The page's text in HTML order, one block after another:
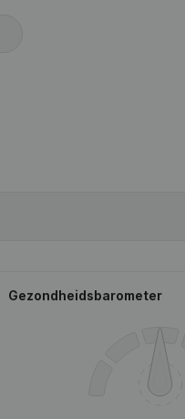
Gezondheidsbarometer